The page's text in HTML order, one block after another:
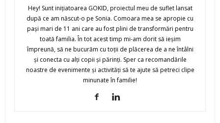
Hey! Sunt iniţiatoarea GOKID, proiectul meu de suflet lansat
după ce am născut-o pe Sonia. Comoara mea se apropie cu
paşi mari de 11 ani care au fost plini de transformări pentru
toată familia. În tot acest timp mi-am dorit să ieşim
împreună, să ne bucurăm cu toţii de plăcerea de a ne întâlni
şi conecta cu alţi copii şi părinţi. Sper ca recomandările
noastre de evenimente şi activităţi să te ajute să petreci clipe
minunate în familie!